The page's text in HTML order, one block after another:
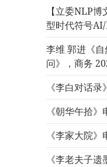
【立委NLP
型时代符号AI/
李维 郭进《
问》，商务
《李白对话录》
《朝华午拾》
《李家大院》
《李老夫子